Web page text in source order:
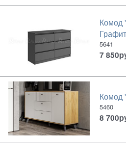
Комод
Графит
5641
7 850
Комод
5460
8 700